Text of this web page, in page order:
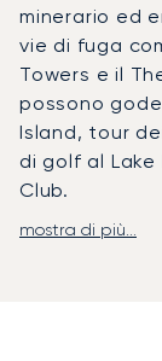
minerario ed
vie di fuga
Towers e il
possono
Island, tour
di golf al
Club.
LunaJets
mostra di più...